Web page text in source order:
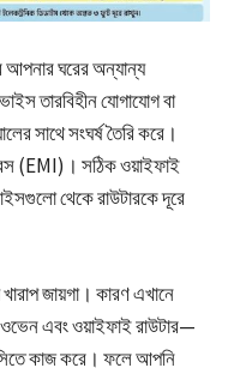
আপনার ঘরের অন্যান্য
তারবিহীন যোগাযোগ বা
সাথে সংঘর্ষ তৈরি করে।
(EMI)। সঠিক ওয়াইফাই
থেকে রাউটারকে দূরে
খারাপ জায়গা। কারণ এখানে
এবং ওয়াইফাই রাউটার—
কাজ করে। ফলে আপনি